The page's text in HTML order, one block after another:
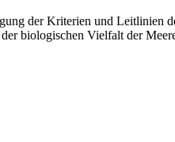
der Kriterien und Leitlinien
biologischen Vielfalt der